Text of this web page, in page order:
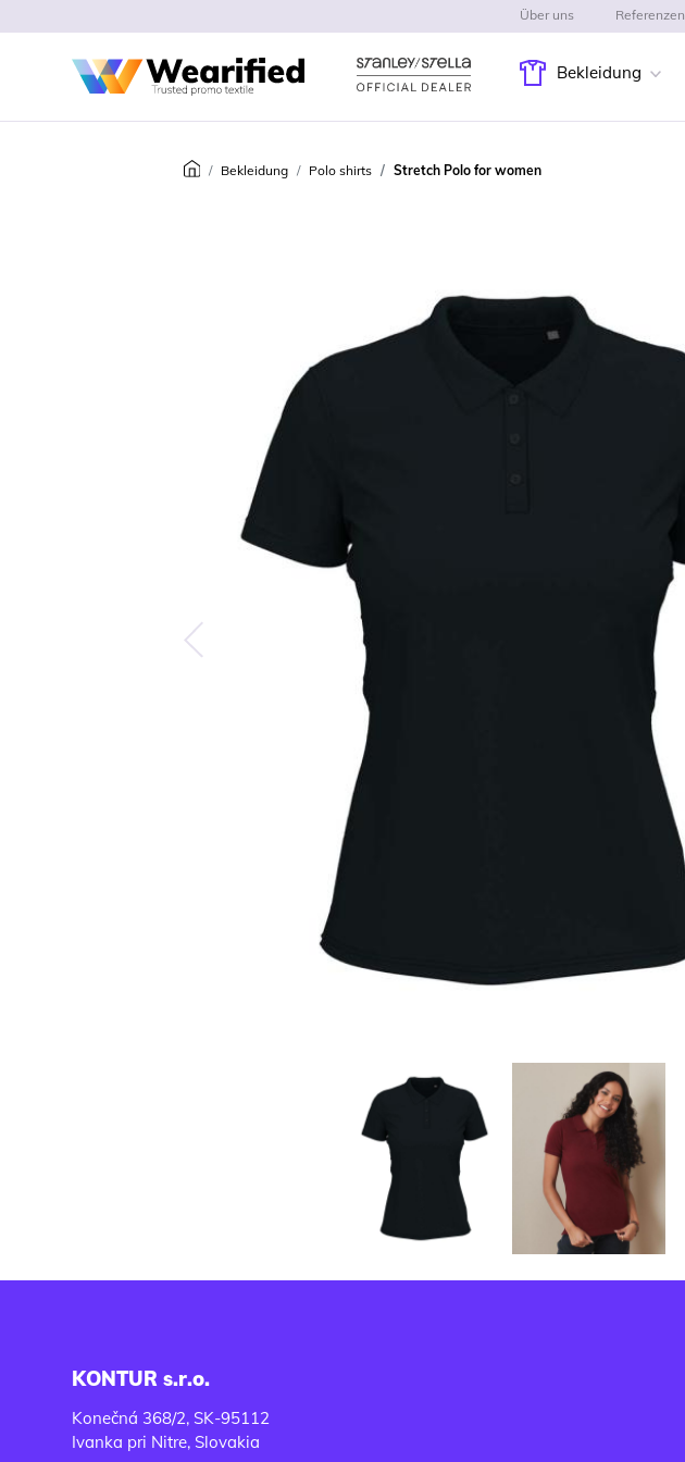
Bekleidung
Über uns Referenzen
Bekleidung Polo shirts Stretch Polo for women
Predchádzajúca
KONTUR s.r.o.
Konečná 368/2, SK-95112
Ivanka pri Nitre, Slovakia